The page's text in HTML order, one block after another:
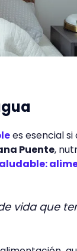
es esencial si
Puente,
vida que